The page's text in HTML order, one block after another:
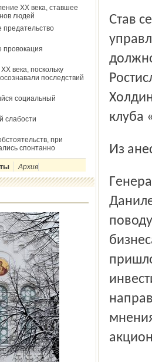
ХХ века, ставшее
людей
предательство
провокация
века, поскольку
последствий
социальный
слабости
при
спонтанно
Архив
Став сенатором, Тонков оставил пост президента
клуба
Из
Генеральный директор НТМ-Холдинга Ростислав